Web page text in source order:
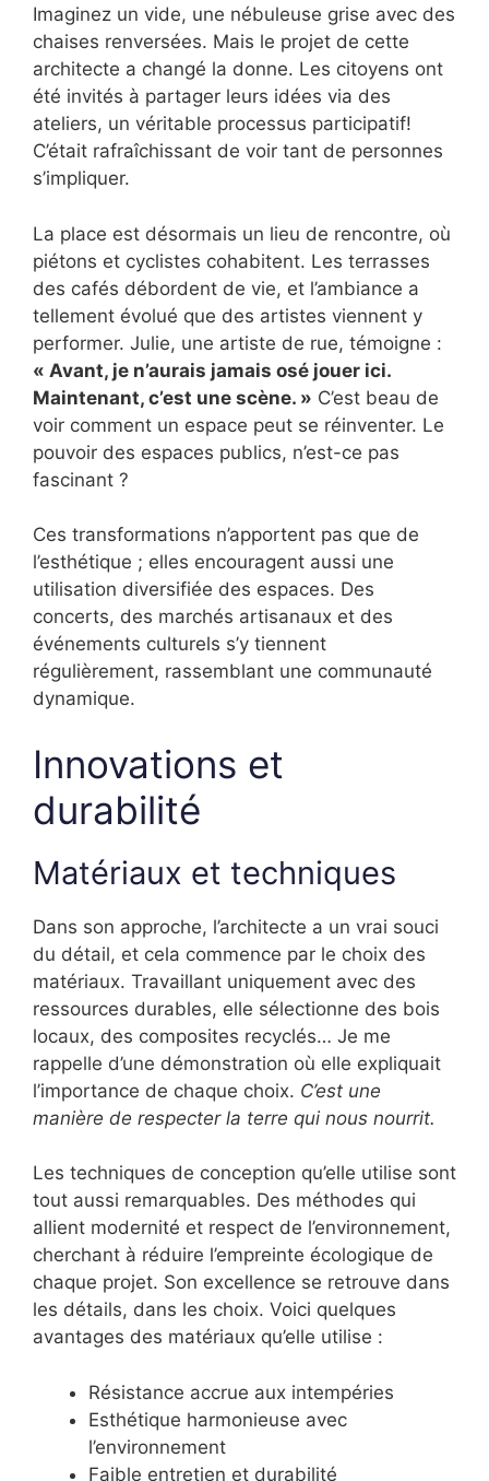
Imaginez un vide, une nébuleuse grise avec des
chaises renversées. Mais le projet de cette
architecte a changé la donne. Les citoyens ont
été invités à partager leurs idées via des
ateliers, un véritable processus participatif!
C’était rafraîchissant de voir tant de personnes
s’impliquer.
La place est désormais un lieu de rencontre, où
piétons et cyclistes cohabitent. Les terrasses
des cafés débordent de vie, et l’ambiance a
tellement évolué que des artistes viennent y
performer. Julie, une artiste de rue, témoigne :
« Avant, je n’aurais jamais osé jouer ici.
Maintenant, c’est une scène. » C’est beau de
voir comment un espace peut se réinventer. Le
pouvoir des espaces publics, n’est-ce pas
fascinant ?
Ces transformations n’apportent pas que de
l’esthétique ; elles encouragent aussi une
utilisation diversifiée des espaces. Des
concerts, des marchés artisanaux et des
événements culturels s’y tiennent
régulièrement, rassemblant une communauté
dynamique.
Innovations et
durabilité
Matériaux et techniques
Dans son approche, l’architecte a un vrai souci
du détail, et cela commence par le choix des
matériaux. Travaillant uniquement avec des
ressources durables, elle sélectionne des bois
locaux, des composites recyclés… Je me
rappelle d’une démonstration où elle expliquait
l’importance de chaque choix. C’est une
manière de respecter la terre qui nous nourrit.
Les techniques de conception qu’elle utilise sont
tout aussi remarquables. Des méthodes qui
allient modernité et respect de l’environnement,
cherchant à réduire l’empreinte écologique de
chaque projet. Son excellence se retrouve dans
les détails, dans les choix. Voici quelques
avantages des matériaux qu’elle utilise :
Résistance accrue aux intempéries
Esthétique harmonieuse avec
l’environnement
Faible entretien et durabilité